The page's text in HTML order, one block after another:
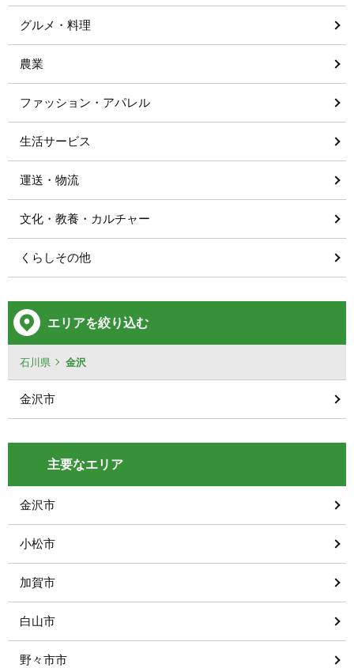
グルメ・料理
農業
ファッション・アパレル
生活サービス
運送・物流
文化・教養・カルチャー
くらしその他
エリアを絞り込む
石川県 金沢
金沢市
主要なエリア
金沢市
小松市
加賀市
白山市
野々市市